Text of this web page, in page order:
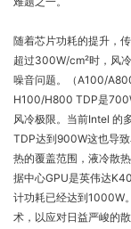
随着芯片功耗的提升，
超过300W/cm²时，风
噪音问题。（A100/
H100/H800 TDP是
风冷极限。当前Intel 的
TDP达到900W这也导
热的覆盖范围，液冷散
据中心GPU是英伟达
计功耗已经达到1000W
术，以应对日益严峻的